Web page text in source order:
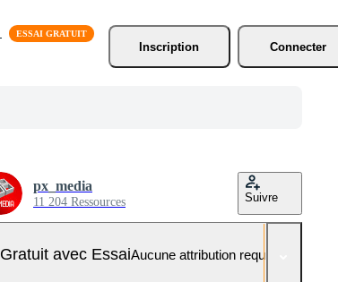
Inscription
Connecter
px_media
11 204 Ressources Suivre
Gratuit avec EssaiAucune attribution requise